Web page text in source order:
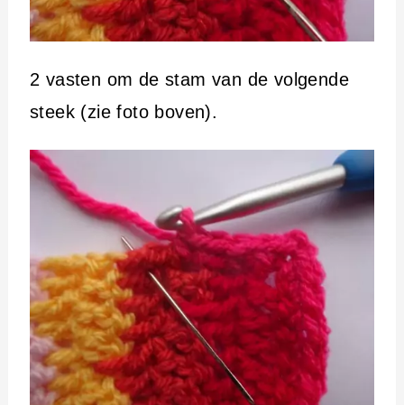
2 vasten om de stam van de volgende
steek (zie foto boven).